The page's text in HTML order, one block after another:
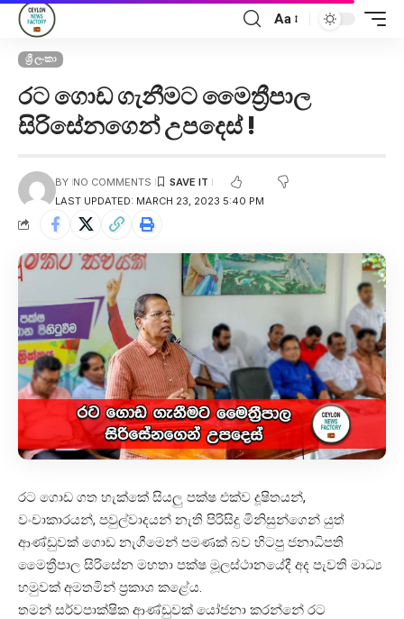
Aa
ශ්‍රී ලංකා
රට ගොඩ ගැනීමට මෛත්‍රීපාල
සිරිසේනගෙන් උපදෙස් !
LAST UPDATED: MARCH 23, 2023 5:40 PM
BY NO COMMENTS
රට ගොඩ ගත හැක්කේ සියලු පක්ෂ එක්ව දූෂිතයන්,
වංචාකාරයන්, පවුල්වාදයන් නැති පිරිසිදු මිනිසුන්ගෙන් යුත්
ආණ්ඩුවක් ගොඩ නැගීමෙන් පමණක් බව හිටපු ජනාධිපති
මෛත්‍රීපාල සිරිසේන මහතා පක්ෂ මූලස්ථානයේදී අද පැවති මාධ්‍ය
හමුවක් අමතමින් ප්‍රකාශ කළේය.
තමන් සර්වපාක්ෂික ආණ්ඩුවක් යෝජනා කරන්නේ රට